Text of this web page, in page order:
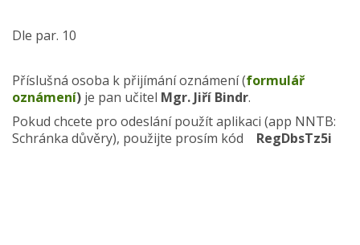
Dle par. 10
Příslušná osoba k přijímání oznámení (formulář
oznámení) je pan učitel Mgr. Jiří Bindr.
Pokud chcete pro odeslání použít aplikaci (app NNTB:
Schránka důvěry), použijte prosím kód
RegDbsTz5i